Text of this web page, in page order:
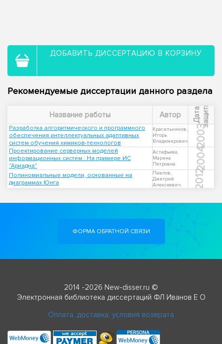
ДОБАВИТЬ ДИССЕРТАЦИЮ В КОРЗИНУ
Рекомендуемые диссертации данного раздела
Название работы Автор Д
а
т
а
з
а
щ
и
т ы
Разработка алгоритмического и программного
обеспечения интеллектуальных адаптивных
систем обучения химиков-технологов
Красильников,
Игорь
Владимирович
2003
Проектирование серверных моделей
информационных систем : На примере ИС
"Ариадна"
Астафьева,
Марина
Петровна
2004
Полиномиальные модели, основанные на
диаграммах Юнга
Павлов,
Дмитрий
Алексеевич
2012
ФОРМА ОБРАТНОЙ СВЯЗИ
2014 -2026 New-disser.ru ©
Электронная библиотека диссертаций ФЛ Иванов Е О
Оплата, доставка, условия возврата